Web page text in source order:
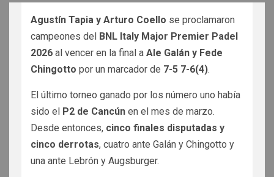
Agustín Tapia y Arturo Coello se proclamaron
campeones del
BNL Italy Major Premier Padel
2026 al vencer en la final a Ale Galán y Fede
Chingotto por un marcador de 7-5 7-6(4).
El último torneo ganado por los número uno había
sido el
P2 de Cancún en el mes de marzo.
Desde entonces, cinco finales disputadas y
cinco derrotas, cuatro ante Galán y Chingotto y
una ante Lebrón y Augsburger.